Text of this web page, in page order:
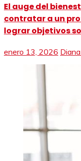
El auge del
contratar a un
lograr objetivos
enero 13, 2026